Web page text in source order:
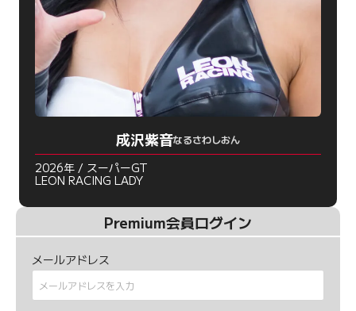
成沢紫音なるさわしおん
2026年 / スーパーGT
LEON RACING LADY
Premium会員ログイン
メールアドレス